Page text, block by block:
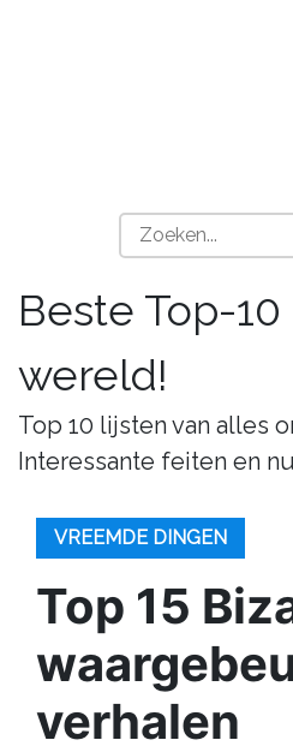
Beste Top-
wereld!
Top 10 lijsten van alles
Interessante feiten en
VREEMDE DINGEN
Top 15
verhalen